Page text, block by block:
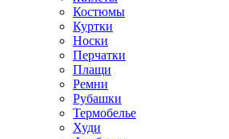
Костюмы
Куртки
Носки
Перчатки
Плащи
Ремни
Рубашки
Термобелье
Худи